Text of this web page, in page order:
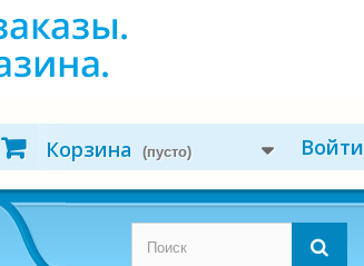
Войти
Корзина (пусто)